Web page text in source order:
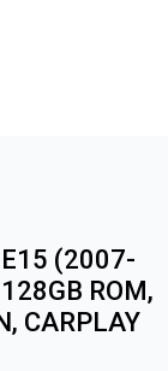
E15 (2007-
ROM,
CARPLAY